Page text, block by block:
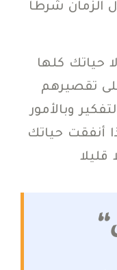
الزمان شرطا
حياتك كلها
تقصيرهم
وبالأمور
أنفقت حياتك
“فالمجتهدون